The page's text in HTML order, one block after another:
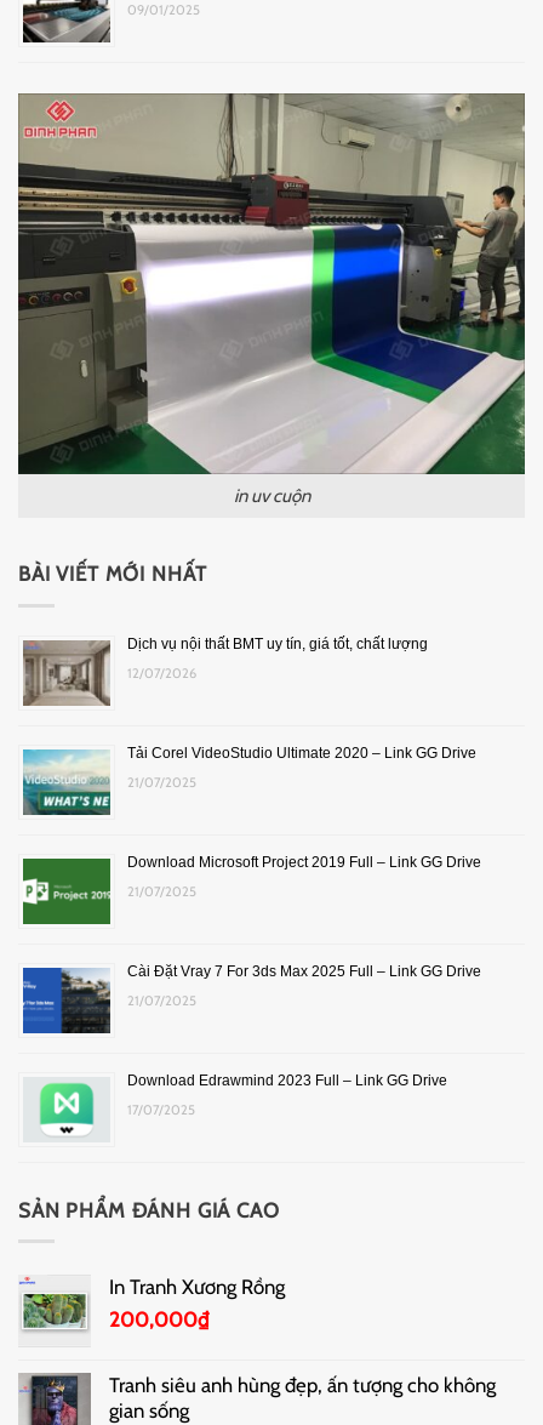
09/01/2025
in uv cuộn
BÀI VIẾT MỚI NHẤT
Dịch vụ nội thất BMT uy tín, giá tốt, chất lượng
12/07/2026
Tải Corel VideoStudio Ultimate 2020 – Link GG Drive
21/07/2025
Download Microsoft Project 2019 Full – Link GG Drive
21/07/2025
Cài Đặt Vray 7 For 3ds Max 2025 Full – Link GG Drive
21/07/2025
Download Edrawmind 2023 Full – Link GG Drive
17/07/2025
SẢN PHẨM ĐÁNH GIÁ CAO
In Tranh Xương Rồng
200,000₫
Tranh siêu anh hùng đẹp, ấn tượng cho không
gian sống